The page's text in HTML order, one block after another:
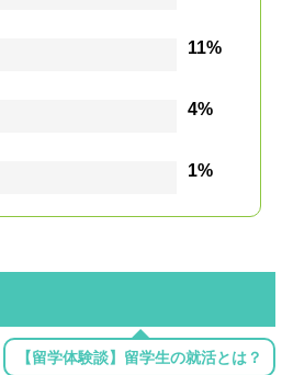
11%
4%
1%
【留学体験談】留学生の就活とは？